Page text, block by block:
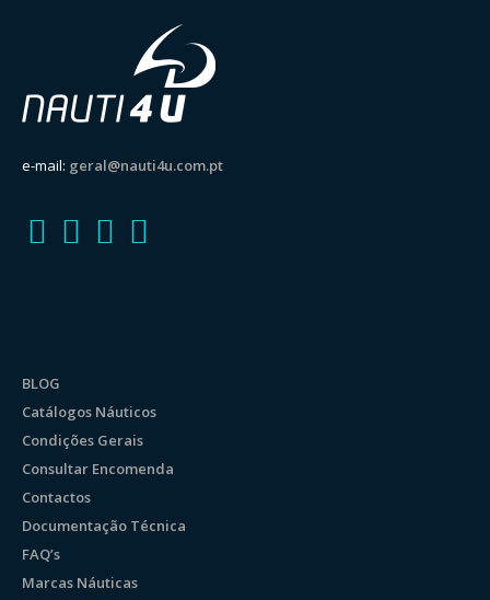
96,03 €
e-mail: geral@nauti4u.com.pt
BLOG
Catálogos Náuticos
Condições Gerais
Consultar Encomenda
Contactos
Documentação Técnica
FAQ’s
Marcas Náuticas